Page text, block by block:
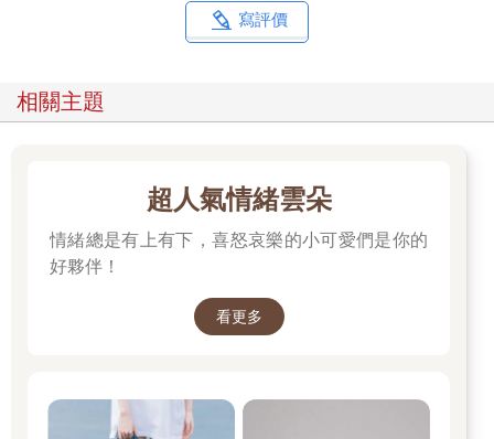
寫評價
相關主題
超人氣情緒雲朵
情緒總是有上有下，喜怒哀樂的小可愛們是你的
好夥伴！
看更多